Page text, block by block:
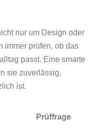
nur um Design oder
immer prüfen, ob das
passt. Eine smarte
sie zuverlässig,
ist.
Prüffrage